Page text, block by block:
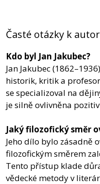
Časté otázky k
Kdo byl Jan Jakubec?
Jan Jakubec
historik, kritik a
se specializoval na
je silně ovlivněna
Jaký filozofický směr
Jeho dílo bylo zásadně
filozofickým směrem
Tento přístup klade
vědecké metody v